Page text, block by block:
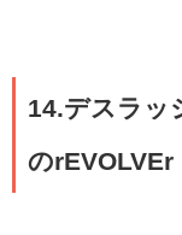
14.デスラッ
のrEVOLVEr